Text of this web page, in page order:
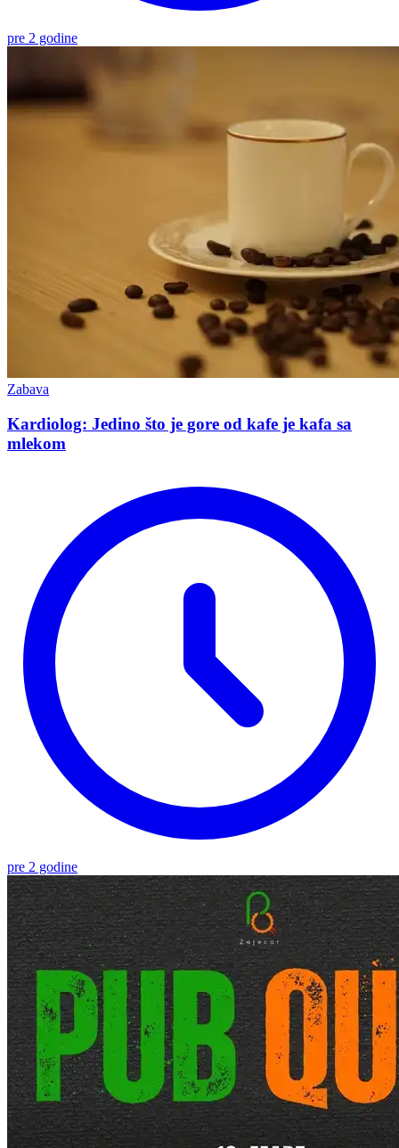
pre 2 godine
Zabava
Kardiolog: Jedino što je gore od kafe je kafa sa
mlekom
pre 2 godine